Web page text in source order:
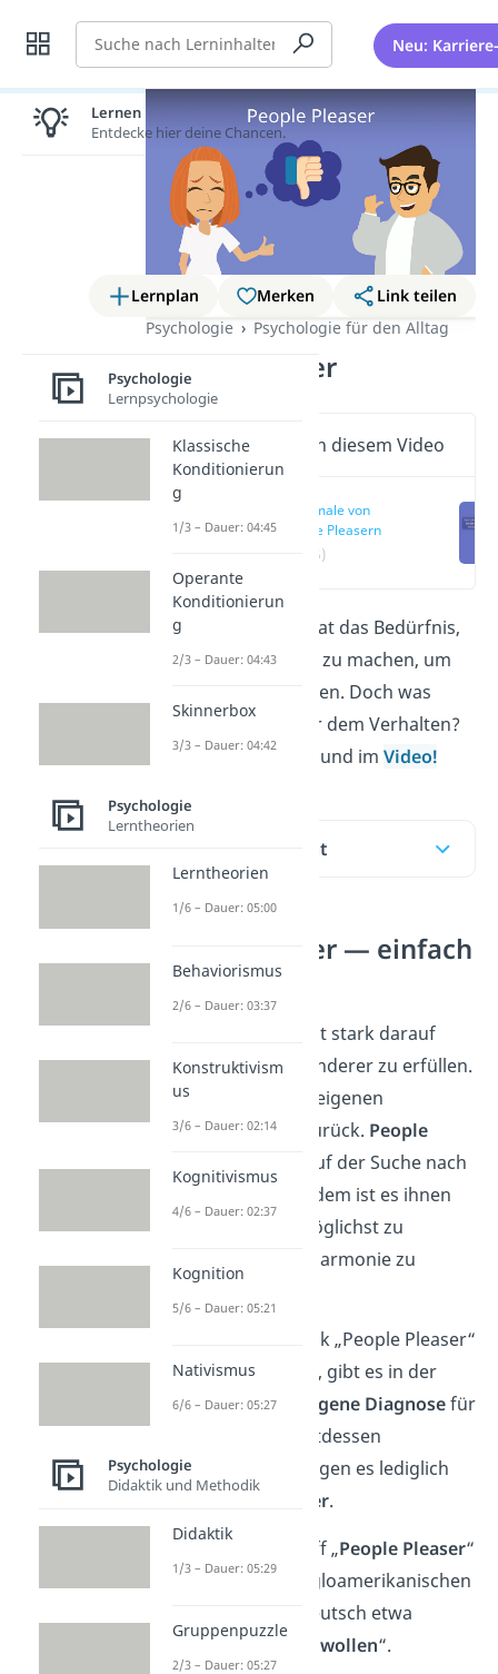
Suche Neu:
Lernplan Merken
Link teilen
Psychologie
Psychologie für den Alltag
People Pleaser
Wichtige Inhalte in diesem Video
Merkmale von
People Pleasern
(00:15)
EinPeople Pleaser
hat das Bedürfnis,
es immer allen recht zu machen, um
Konflikte zu vermeiden. Doch was
steckt wirklich hinter dem Verhalten?
Das erfährst du hier und im Video!
Inhaltsübersicht
People Pleaser — einfach
erklärt
Ein
ist stark darauf
bedacht, Wünsche anderer zu erfüllen.
Dafür stellt er seine eigenen
Bedürfnisse meist zurück. People
sind dabei auf der Suche nach
Zustimmung. Außerdem ist es ihnen
wichtig, Konflikte möglichst zu
vermeiden, um die Harmonie zu
Obwohl der Ausdruck „People Pleaser“
so weit verbreitet ist, gibt es in der
Psychologiekeine eigene Diagnosefür
das Phänomen. Stattdessen
betrachten Psychologen es lediglich
Verhaltensmuster.
Der Begriff „People Pleaser“
kommt aus dem Angloamerikanischen
und bedeutet auf Deutsch etwa
Menschen gefallen wollen“.
Lernen lohnt sich!
Entdecke hier deine Chancen.
Psychologie
Lernpsychologie
Klassische
Konditionierun
g
1/3 – Dauer: 04:45
Operante
Konditionierun
g
2/3 – Dauer: 04:43
Skinnerbox
3/3 – Dauer: 04:42
Psychologie
Lerntheorien
Lerntheorien
1/6 – Dauer: 05:00
Behaviorismus
2/6 – Dauer: 03:37
Konstruktivism
us
3/6 – Dauer: 02:14
Kognitivismus
4/6 – Dauer: 02:37
Kognition
5/6 – Dauer: 05:21
Nativismus
6/6 – Dauer: 05:27
Psychologie
Didaktik und Methodik
Didaktik
1/3 – Dauer: 05:29
Gruppenpuzzle
2/3 – Dauer: 05:27